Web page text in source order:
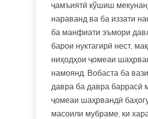
ҷамъиятӣ кўшиш
нараванд ва ба иззати
ба манфиати эъмори
барои нуктагирӣ нест,
ниҳодҳои ҷомеаи
намоянд. Вобаста ба
давра ба давра баррасӣ
ҷомеаи шаҳрвандӣ
масоили мубраме, ки